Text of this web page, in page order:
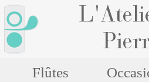
Flûtes